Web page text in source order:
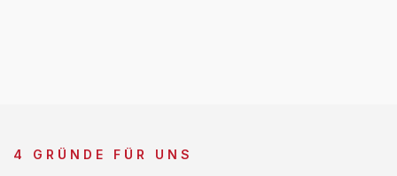
4 GRÜNDE FÜR UNS